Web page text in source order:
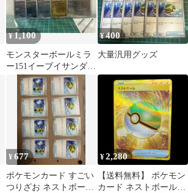
¥1,100
モンスターボールミラ
ー151イーブイサンダー
ス オムナイト ニョ
ロモ メノクラゲ
¥400
大量汎用グッズ
¥677
ポケモンカード すごい
つりざお ネストボール
¥2,280
【送料無料】 ポケモン
カード ネストボール